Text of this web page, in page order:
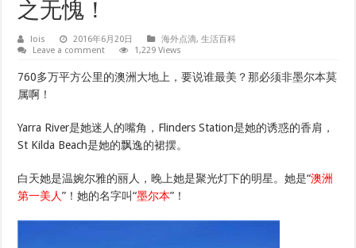
之无愧！
lois 2016年6月20日 海外点滴,生活百科
Leave a comment
1,229 Views
760多万平方公里的澳洲大地上，要说谁最美？那必须非墨尔本莫
属啊！
Yarra River是她迷人的嘴角，Flinders Station是她的诱惑的香肩，
St Kilda Beach是她的飘逸的裙摆。
白天她是温婉尔雅的丽人，晚上她是聚光灯下的明星。她是“澳洲
第一美人”！她的名字叫“墨尔本”！